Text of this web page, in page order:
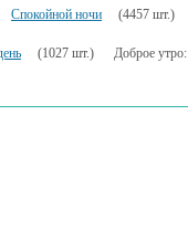
Спокойной ночи (4457 шт.)
(1027 шт.) Доброе утро: